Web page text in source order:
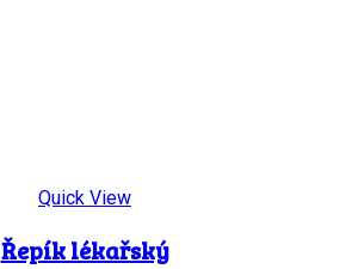
Quick View
Řepík lékařský